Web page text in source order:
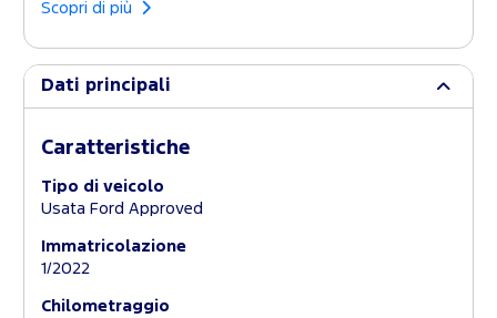
Scopri di più
Dati principali
Caratteristiche
Tipo di veicolo
Usata Ford Approved
Immatricolazione
1/2022
Chilometraggio